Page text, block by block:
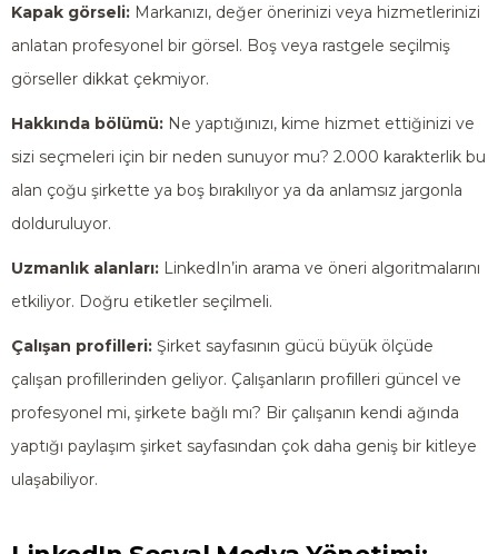
Kapak görseli: Markanızı, değer önerinizi veya hizmetlerinizi
anlatan profesyonel bir görsel. Boş veya rastgele seçilmiş
görseller dikkat çekmiyor.
Hakkında bölümü: Ne yaptığınızı, kime hizmet ettiğinizi ve
sizi seçmeleri için bir neden sunuyor mu? 2.000 karakterlik bu
alan çoğu şirkette ya boş bırakılıyor ya da anlamsız jargonla
dolduruluyor.
Uzmanlık alanları: LinkedIn’in arama ve öneri algoritmalarını
etkiliyor. Doğru etiketler seçilmeli.
Çalışan profilleri: Şirket sayfasının gücü büyük ölçüde
çalışan profillerinden geliyor. Çalışanların profilleri güncel ve
profesyonel mi, şirkete bağlı mı? Bir çalışanın kendi ağında
yaptığı paylaşım şirket sayfasından çok daha geniş bir kitleye
ulaşabiliyor.